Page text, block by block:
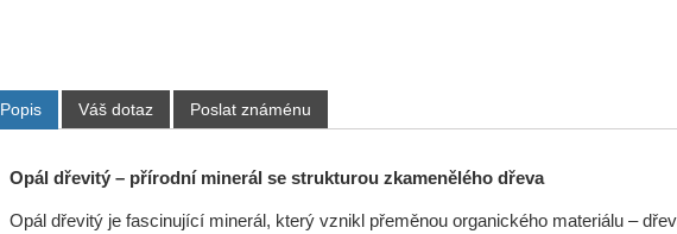
Popis Váš dotaz Poslat známénu
Opál dřevitý – přírodní minerál se strukturou zkamenělého dřeva
Opál dřevitý je fascinující minerál, který vznikl přeměnou organického materiálu –